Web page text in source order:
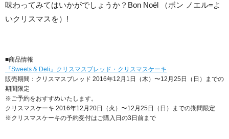
味わってみてはいかがでしょうか？Bon Noël （ボン ノエル=よ
いクリスマスを）!
■商品情報
『Sweets & Deli』クリスマスブレッド・クリスマスケーキ
販売期間：クリスマスブレッド 2016年12月1日（木）〜12月25日（日）までの
期間限定
※ご予約をおすすめいたします。
クリスマスケーキ 2016年12月20日（火）〜12月25日（日）までの期間限定
※クリスマスケーキの予約受付はご購入日の3日前まで